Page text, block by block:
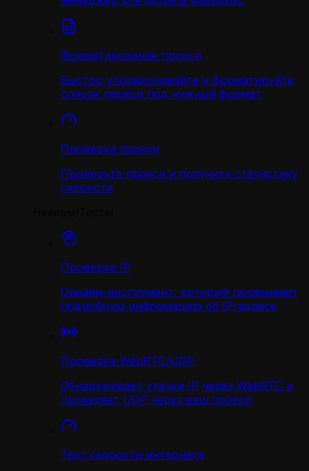
Форматирование прокси
Быстро упорядочивайте и форматируйте
список прокси под нужный формат
Проверка прокси
Проверьте прокси и получите статистику
скорости
Проверка IP
Онлайн-инструмент, который показывает
подробную информацию об IP-адресе
Проверка WebRTC/UDP
Обнаруживает утечки IP через WebRTC и
проверяет UDP через ваш прокси
Тест скорости интернета